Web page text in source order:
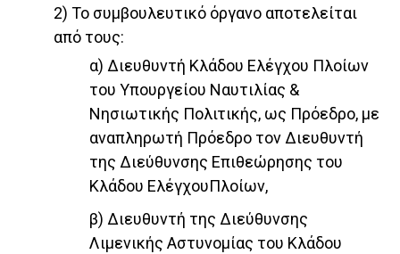
2) Το συμβουλευτικό όργανο αποτελείται
από τους:
α) Διευθυντή Κλάδου Ελέγχου Πλοίων
του Υπουργείου Ναυτιλίας &
Νησιωτικής Πολιτικής, ως Πρόεδρο, με
αναπληρωτή Πρόεδρο τον Διευθυντή
της Διεύθυνσης Επιθεώρησης του
Κλάδου ΕλέγχουΠλοίων,
β) Διευθυντή της Διεύθυνσης
Λιμενικής Αστυνομίας του Κλάδου